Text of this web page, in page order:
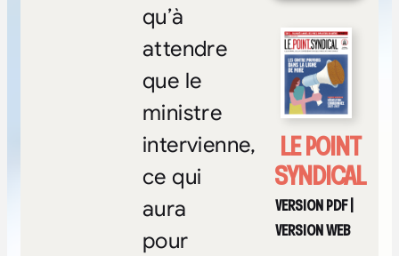
LE POINT
SYNDICAL
VERSION PDF|
VERSION WEB
qu’à
attendre
que le
ministre
intervienne,
ce qui
aura
pour